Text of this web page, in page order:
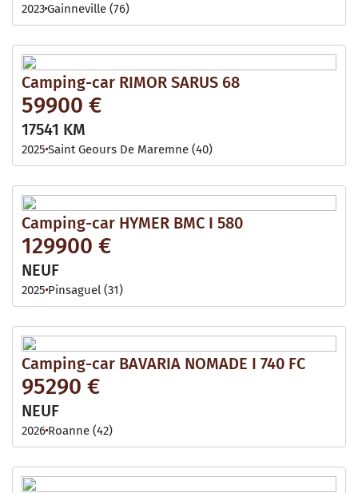
2023Gainneville (76)
Camping-car RIMOR SARUS 68
59900 €
17541 KM
2025 Saint Geours De Maremne (40)
Camping-car HYMER BMC I 580
129900 €
NEUF
2025 Pinsaguel (31)
Camping-car BAVARIA NOMADE I 740 FC
95290 €
NEUF
2026 Roanne (42)